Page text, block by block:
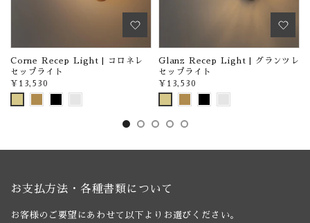
Corne Recep Light | コロネレ
セップライト
¥13,530
Glanz Recep Light | グランツレ
セップライト
¥13,530
お支払方法・各種書類について
お客様のご要望にあわせて以下よりお選びください。